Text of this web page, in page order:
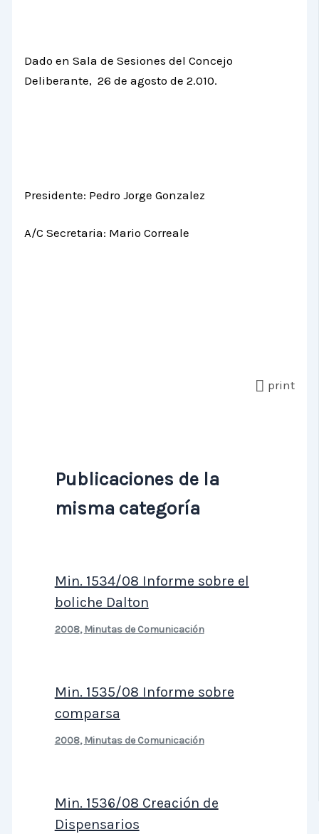
Dado en Sala de Sesiones del Concejo
Deliberante, 26 de agosto de 2.010.
Presidente: Pedro Jorge Gonzalez
A/C Secretaria: Mario Correale
print
Publicaciones de la
misma categoría
Min. 1534/08 Informe sobre el
boliche Dalton
2008, Minutas de Comunicación
Min. 1535/08 Informe sobre
comparsa
2008, Minutas de Comunicación
Min. 1536/08 Creación de
Dispensarios